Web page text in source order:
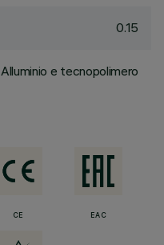
0.15
Alluminio e tecnopolimero
CE EAC